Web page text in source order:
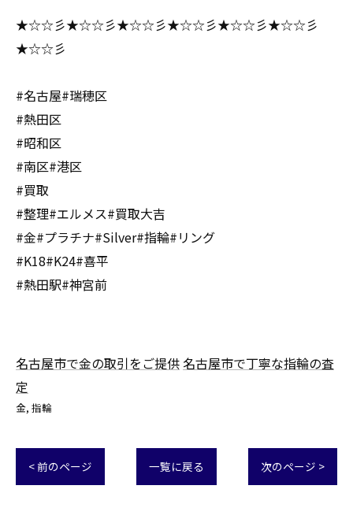
★☆☆彡★☆☆彡★☆☆彡★☆☆彡★☆☆彡★☆☆彡
★☆☆彡
#名古屋#瑞穂区
#熱田区
#昭和区
#南区#港区
#買取
#整理#エルメス#買取大吉
#金#プラチナ#Silver#指輪#リング
#K18#K24#喜平
#熱田駅#神宮前
名古屋市で金の取引をご提供 名古屋市で丁寧な指輪の査
定
金 指輪
< 前のページ 一覧に戻る 次のページ >